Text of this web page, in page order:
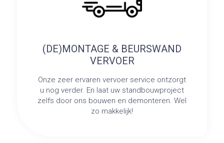
(DE)MONTAGE & BEURSWAND
VERVOER
Onze zeer ervaren vervoer service ontzorgt
u nog verder. En laat uw standbouwproject
zelfs door ons bouwen en demonteren. Wel
zo makkelijk!